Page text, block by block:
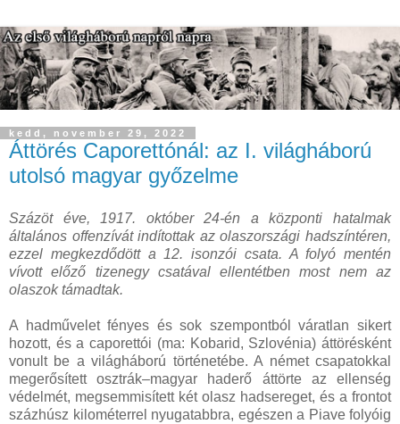
kedd, november 29, 2022
Áttörés Caporettónál: az I. világháború
utolsó magyar győzelme
Százöt éve, 1917. október 24-én a központi hatalmak
általános offenzívát indítottak az olaszországi hadszíntéren,
ezzel megkezdődött a 12. isonzói csata. A folyó mentén
vívott előző tizenegy csatával ellentétben most nem az
olaszok támadtak.
A hadművelet fényes és sok szempontból váratlan sikert
hozott, és a caporettói (ma: Kobarid, Szlovénia) áttörésként
vonult be a világháború történetébe. A német csapatokkal
megerősített osztrák–magyar haderő áttörte az ellenség
védelmét, megsemmisített két olasz hadsereget, és a frontot
százhúsz kilométerrel nyugatabbra, egészen a Piave folyóig